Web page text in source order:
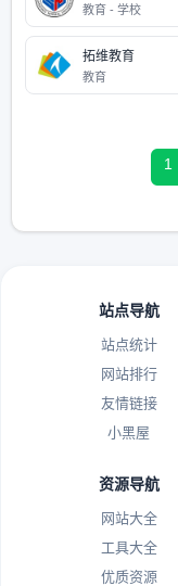
教育 - 学校
拓维教育
教育
1
站点导航
站点统计
网站排行
友情链接
小黑屋
资源导航
网站大全
工具大全
优质资源